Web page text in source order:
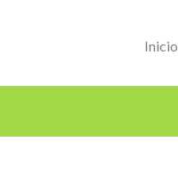
Inicio